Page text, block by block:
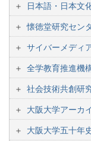
日本語・日本文
懐徳堂研究セン
サイバーメディ
全学教育推進機
社会技術共創研
大阪大学アーカ
大阪大学五十年